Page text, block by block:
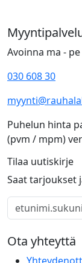
Avoinna ma -
030 608 30
Puhelun hinta
(pvm / mpm)
Tilaa uutiskirje
Saat tarjoukset
Ota yhteyttä